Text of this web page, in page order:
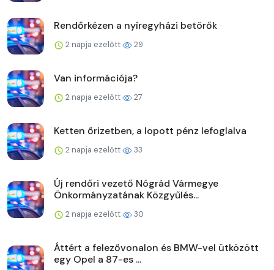
Rendőrkézen a nyíregyházi betörők
2 napja ezelőtt 29
Van információja?
2 napja ezelőtt 27
Ketten őrizetben, a lopott pénz lefoglalva
2 napja ezelőtt 33
Új rendőri vezető Nógrád Vármegye
Önkormányzatának Közgyűlés...
2 napja ezelőtt 30
Áttért a felezővonalon és BMW-vel ütközött
egy Opel a 87-es ...